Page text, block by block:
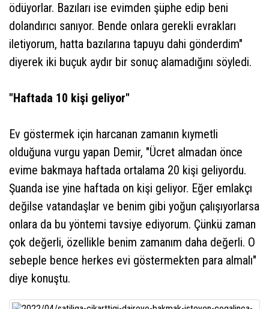
ödüyorlar. Bazıları ise evimden şüphe edip beni
dolandırıcı sanıyor. Bende onlara gerekli evrakları
iletiyorum, hatta bazılarına tapuyu dahi gönderdim"
diyerek iki buçuk aydır bir sonuç alamadığını söyledi.
"Haftada 10 kişi geliyor"
Ev göstermek için harcanan zamanın kıymetli
olduğuna vurgu yapan Demir, "Ücret almadan önce
evime bakmaya haftada ortalama 20 kişi geliyordu.
Şuanda ise yine haftada on kişi geliyor. Eğer emlakçı
değilse vatandaşlar ve benim gibi yoğun çalışıyorlarsa
onlara da bu yöntemi tavsiye ediyorum. Çünkü zaman
çok değerli, özellikle benim zamanım daha değerli. O
sebeple bence herkes evi göstermekten para almalı"
diye konuştu.